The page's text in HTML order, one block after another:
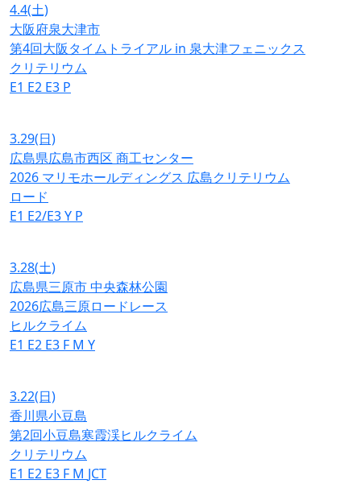
4.4(土)
大阪府泉大津市
第4回大阪タイムトライアル in 泉大津フェニックス
クリテリウム
E1 E2 E3 P
3.29(日)
広島県広島市西区 商工センター
2026 マリモホールディングス 広島クリテリウム
ロード
E1 E2/E3Y P
3.28(土)
広島県三原市 中央森林公園
2026広島三原ロードレース
ヒルクライム
E1 E2 E3 F M Y
3.22(日)
香川県小豆島
第2回小豆島寒霞渓ヒルクライム
クリテリウム
E1 E2 E3 F M JCT